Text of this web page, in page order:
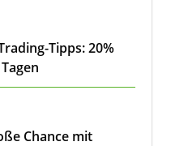
Tipps: 20%
Chance mit